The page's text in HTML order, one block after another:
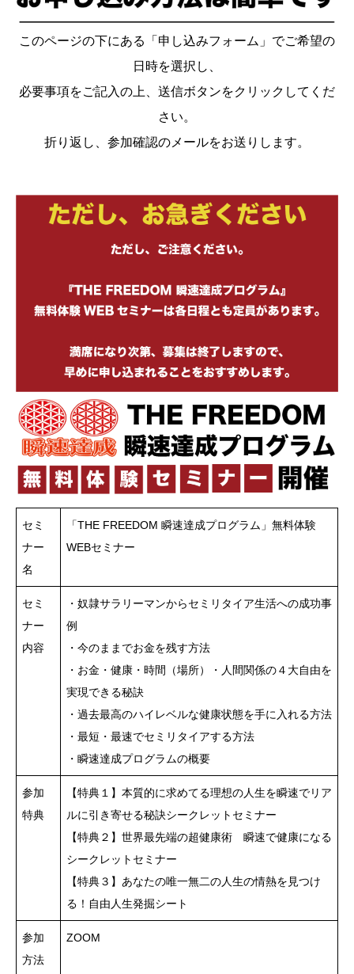
このページの下にある「申し込みフォーム」でご希望の
日時を選択し、
必要事項をご記入の上、送信ボタンをクリックしてくだ
さい。
折り返し、参加確認のメールをお送りします。
セミ
ナー
名
「THE FREEDOM 瞬速達成プログラム」無料体験
WEBセミナー
セミ
ナー
内容
・奴隷サラリーマンからセミリタイア生活への成功事
例
・今のままでお金を残す方法
・お金・健康・時間（場所）・人間関係の４大自由を
実現できる秘訣
・過去最高のハイレベルな健康状態を手に入れる方法
・最短・最速でセミリタイアする方法
・瞬速達成プログラムの概要
参加
特典
【特典１】本質的に求めてる理想の人生を瞬速でリア
ルに引き寄せる秘訣シークレットセミナー
【特典２】世界最先端の超健康術 瞬速で健康になる
シークレットセミナー
【特典３】あなたの唯一無二の人生の情熱を見つけ
る！自由人生発掘シート
参加
方法
ZOOM